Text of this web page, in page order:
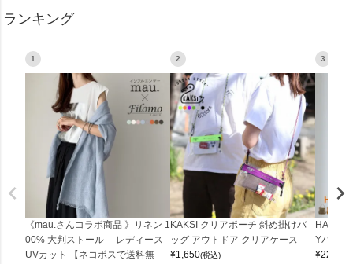
ランキング
1
《mau.さんコラボ商品 》リネン 1
00% 大判ストール レディース
UVカット 【ネコポスで送料無
2
KAKSI クリアポーチ 斜め掛けバ
ッグ アウトドア クリアケース
¥1,650(税込)
3
Yバッグ
¥22,000